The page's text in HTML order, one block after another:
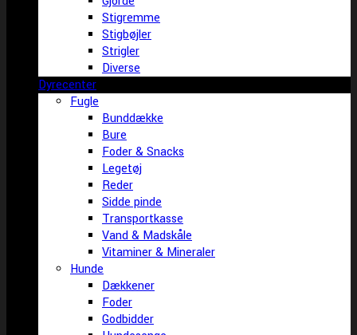
Stigremme
Stigbøjler
Strigler
Diverse
Dyrecenter
Fugle
Bunddække
Bure
Foder & Snacks
Legetøj
Reder
Sidde pinde
Transportkasse
Vand & Madskåle
Vitaminer & Mineraler
Hunde
Dækkener
Foder
Godbidder